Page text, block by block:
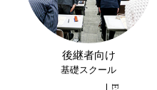
後継者向け
基礎スクール